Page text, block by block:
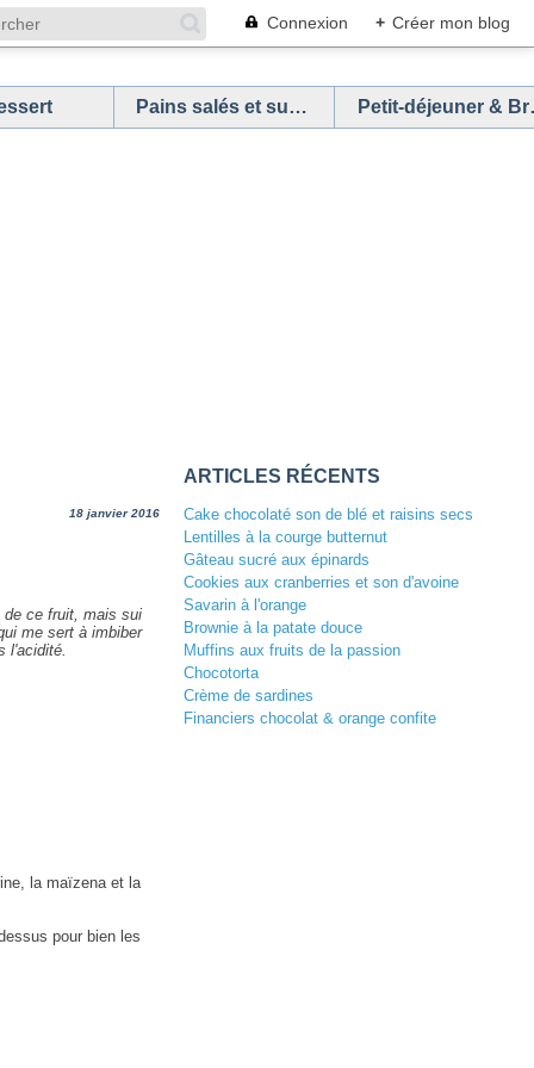
Connexion + Créer mon blog
Pains salés et sucrés
18 janvier 2016
de ce fruit, mais sui
me sert à imbiber
l'acidité.
la maïzena et la
pour bien les
ARTICLES RÉCENTS
Cake chocolaté son de blé et raisins secs
Lentilles à la courge butternut
Gâteau sucré aux épinards
Cookies aux cranberries et son d'avoine
Savarin à l'orange
Brownie à la patate douce
Muffins aux fruits de la passion
Chocotorta
Crème de sardines
Financiers chocolat & orange confite